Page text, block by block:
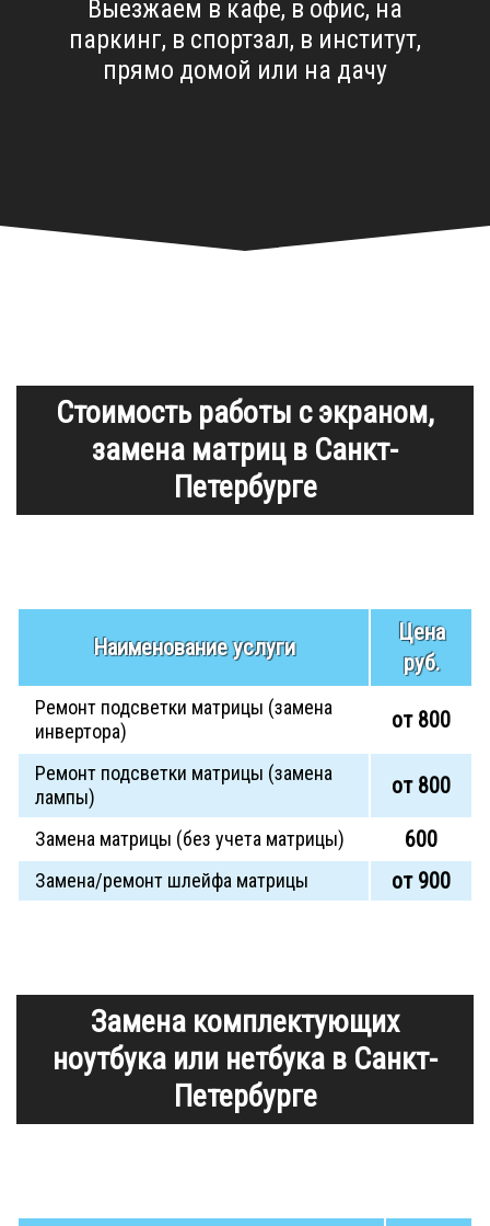
Выезжаем в кафе, в офис, на
паркинг, в спортзал, в институт,
прямо домой или на дачу
Стоимость работы с экраном,
замена матриц в Санкт-
Петербурге
Наименование услуги
Цена
руб.
Ремонт подсветки матрицы (замена
инвертора)
от 800
Ремонт подсветки матрицы (замена
лампы)
от 800
Замена матрицы (без учета матрицы) 600
Замена/ремонт шлейфа матрицы от 900
Замена комплектующих
ноутбука или нетбука в Санкт-
Петербурге